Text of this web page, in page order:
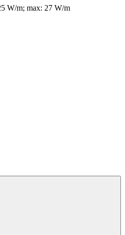
W/m; max: 27 W/m